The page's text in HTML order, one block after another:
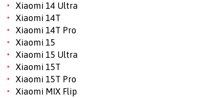
Xiaomi 14 Ultra
Xiaomi 14T
Xiaomi 14T Pro
Xiaomi 15
Xiaomi 15 Ultra
Xiaomi 15T
Xiaomi 15T Pro
Xiaomi MIX Flip